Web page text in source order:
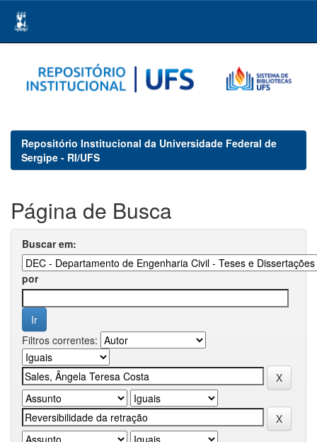
navigation
Repositório Institucional da Universidade Federal de
Sergipe - RI/UFS
Página de Busca
Buscar em:
por
Filtros correntes: